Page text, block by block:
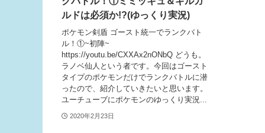
ルドは必須か!?(ゆっくり実況)
ポケモン剣盾 ゴースト統一でランクバト
ル！①~初陣~
https://youtu.be/CXXAx2nONbQ どうも。
ラノベ仙人という者です。今回はゴースト
タイプのポケモンだけでランクバトルに潜
ったので、紹介していきたいと思います。
ユーチューブにポケモンのゆっくり実況...
2020年2月23日